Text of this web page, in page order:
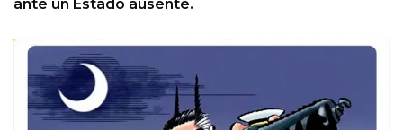
ante un Estado ausente.